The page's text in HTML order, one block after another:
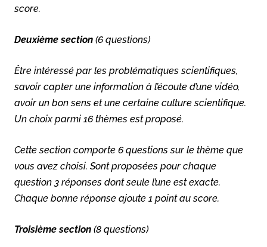
score.
Deuxième section (6 questions)
Être intéressé par les problématiques scientifiques,
savoir capter une information à l’écoute d’une vidéo,
avoir un bon sens et une certaine culture scientifique.
Un choix parmi 16 thèmes est proposé.
Cette section comporte 6 questions sur le thème que
vous avez choisi. Sont proposées pour chaque
question 3 réponses dont seule l’une est exacte.
Chaque bonne réponse ajoute 1 point au score.
Troisième section (8 questions)